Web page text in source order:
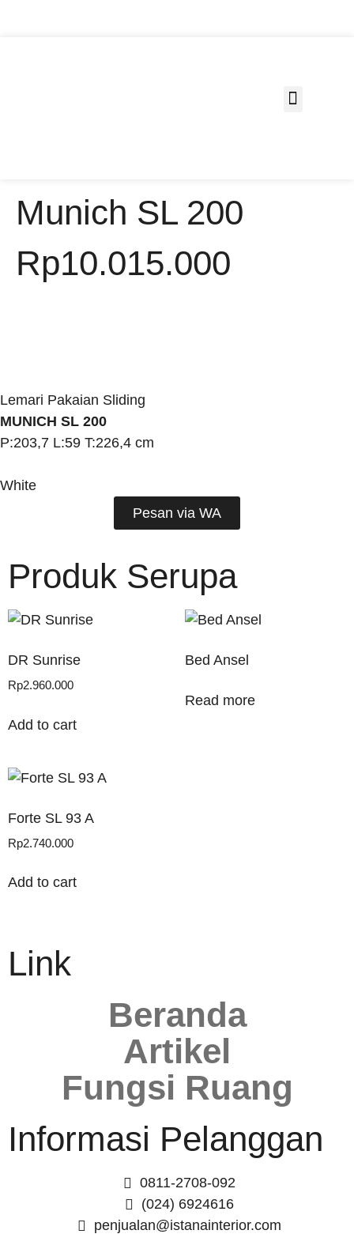
Munich SL 200
Rp10.015.000
Lemari Pakaian Sliding
MUNICH SL 200
P:203,7 L:59 T:226,4 cm
White
Pesan via WA
Produk Serupa
DR Sunrise
Rp2.960.000
Add to cart
Bed Ansel
Read more
Forte SL 93 A
Rp2.740.000
Add to cart
Link
Beranda
Artikel
Fungsi Ruang
Informasi Pelanggan
0811-2708-092
(024) 6924616
penjualan@istanainterior.com